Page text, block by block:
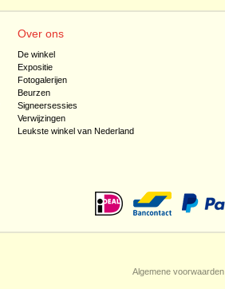
Over ons
De winkel
Expositie
Fotogalerijen
Beurzen
Signeersessies
Verwijzingen
Leukste winkel van Nederland
Algemene voorwaarden